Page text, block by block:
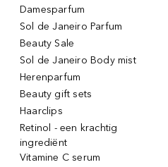
Damesparfum
Sol de Janeiro Parfum
Beauty Sale
Sol de Janeiro Body mist
Herenparfum
Beauty gift sets
Haarclips
Retinol - een krachtig
ingrediënt
Vitamine C serum